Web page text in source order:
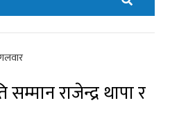
राजेन्द्र थापा र